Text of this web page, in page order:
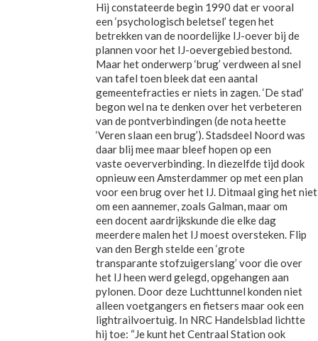
Hij constateerde begin 1990 dat er vooral
een ‘psychologisch beletsel’ tegen het
betrekken van de noordelijke IJ-oever bij de
plannen voor het IJ-oevergebied bestond.
Maar het onderwerp ‘brug’ verdween al snel
van tafel toen bleek dat een aantal
gemeentefracties er niets in zagen. ‘De stad’
begon wel na te denken over het verbeteren
van de pontverbindingen (de nota heette
‘Veren slaan een brug’). Stadsdeel Noord was
daar blij mee maar bleef hopen op een
vaste oeververbinding. In diezelfde tijd dook
opnieuw een Amsterdammer op met een plan
voor een brug over het IJ. Ditmaal ging het niet
om een aannemer, zoals Galman, maar om
een docent aardrijkskunde die elke dag
meerdere malen het IJ moest oversteken. Flip
van den Bergh stelde een ‘grote
transparante stofzuigerslang’ voor die over
het IJ heen werd gelegd, opgehangen aan
pylonen. Door deze Luchttunnel konden niet
alleen voetgangers en fietsers maar ook een
lightrailvoertuig. In NRC Handelsblad lichtte
hij toe: “Je kunt het Centraal Station ook